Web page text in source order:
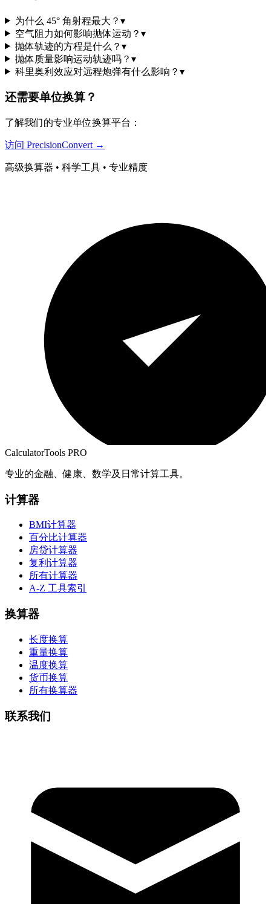
为什么 45° 角射程最大？ ▾
空气阻力如何影响抛体运动？ ▾
抛体轨迹的方程是什么？ ▾
抛体质量影响运动轨迹吗？ ▾
科里奥利效应对远程炮弹有什么影响？ ▾
还需要单位换算？
了解我们的专业单位换算平台：
访问 PrecisionConvert →
高级换算器 • 科学工具 • 专业精度
CalculatorTools PRO
专业的金融、健康、数学及日常计算工具。
计算器
BMI计算器
百分比计算器
房贷计算器
复利计算器
所有计算器
A-Z 工具索引
换算器
长度换算
重量换算
温度换算
货币换算
所有换算器
联系我们